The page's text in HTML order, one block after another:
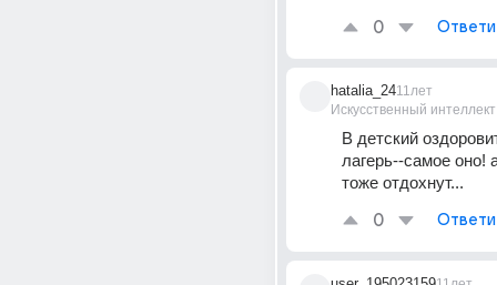
0
hatalia_24
Искусственный интеллект
11лет
В детский
лагерь--самое оно!
тоже отдохнут...
0